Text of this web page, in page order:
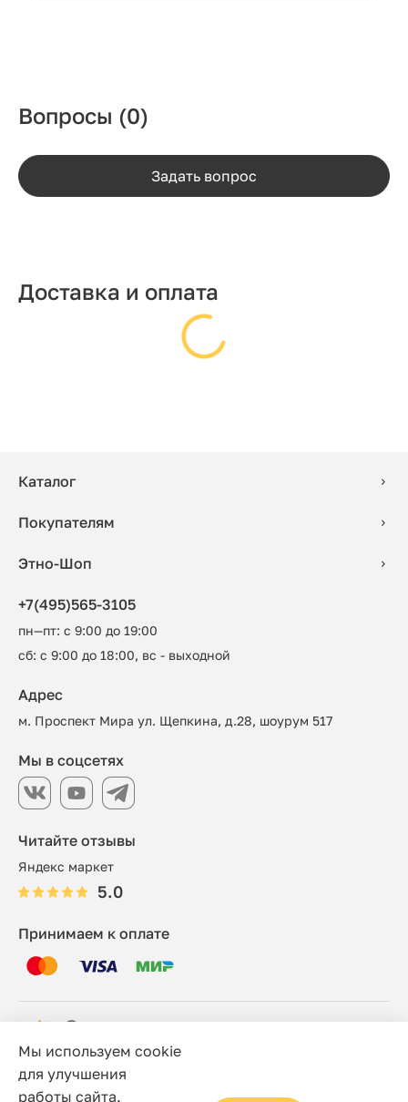
Вопросы (0)
Задать вопрос
Доставка и оплата
Каталог
Покупателям
Этно-Шоп
+7(495)565-3105
пн—пт: с 9:00 до 19:00
сб: с 9:00 до 18:00, вс - выходной
Читайте отзывы
Яндекс маркет
5.0
Адрес
м. Проспект Мира ул. Щепкина, д.28, шоурум 517
Принимаем к оплате
Мы в соцсетях
© 2006 - 2026 Этно-шоп, Интернет-магазин
Мы используем cookie
для улучшения
работы сайта.